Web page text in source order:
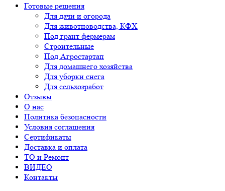
Готовые решения
Для дачи и огорода
Для животноводства, КФХ
Под грант фермерам
Строительные
Под Агростартап
Для домашнего хозяйства
Для уборки снега
Для сельхозработ
Отзывы
О нас
Политика безопасности
Условия соглашения
Сертификаты
Доставка и оплата
ТО и Ремонт
ВИДЕО
Контакты